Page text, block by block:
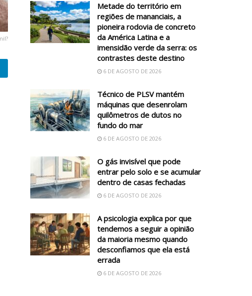
Metade do território em
regiões de mananciais, a
pioneira rodovia de concreto
da América Latina e a
imensidão verde da serra: os
contrastes deste destino
6 DE AGOSTO DE 2026
Técnico de PLSV mantém
máquinas que desenrolam
quilômetros de dutos no
fundo do mar
6 DE AGOSTO DE 2026
O gás invisível que pode
entrar pelo solo e se acumular
dentro de casas fechadas
6 DE AGOSTO DE 2026
A psicologia explica por que
tendemos a seguir a opinião
da maioria mesmo quando
desconfiamos que ela está
errada
6 DE AGOSTO DE 2026